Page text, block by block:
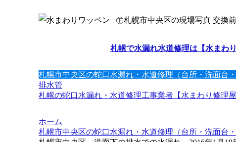
㊦札幌市中央区の現場写真 交換前
札幌で水漏れ水道修理は【水まわ
札幌市中央区の蛇口水漏れ・水道修理（台所・洗面台
排水管
札幌の蛇口水漏れ・水道修理工事業者【水まわり修理屋
ホーム
札幌市中央区の蛇口水漏れ・水道修理（台所・洗面台